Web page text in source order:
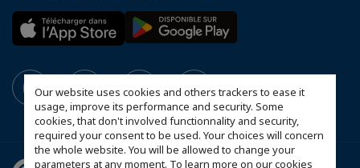
Our website uses cookies and others trackers to ease it
usage, improve its performance and security. Some
cookies, that don't involved functionnality and security,
required your consent to be used. Your choices will concern
the whole website. You will be allowed to change your
parameters at any moment. To learn more on our cookies